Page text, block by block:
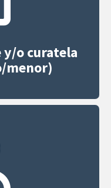
o curatela
menor)